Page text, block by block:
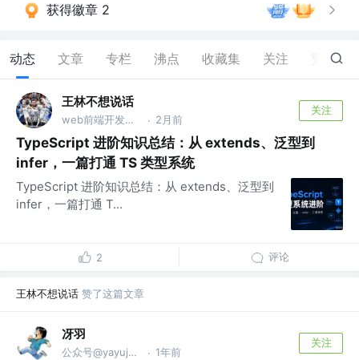
获得徽章 2
动态 文章 专栏 沸点 收藏集 关注 78
王林不想说话
web前端开发工程师 · 2月前
关注
TypeScript 进阶知识总结：从 extends、泛型到
infer，一篇打通 TS 类型系统
TypeScript 进阶知识总结：从 extends、泛型到
infer，一篇打通 T...
2 评论
王林不想说话 赞了这篇文章
冴羽
公众号@yayujs @🏅掘金签约作者 · 1年前
关注